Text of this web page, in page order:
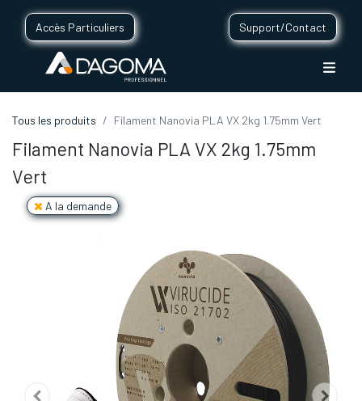
Accès Particuliers Support/Contact
Tous les produits Filament Nanovia PLA VX 2kg 1.75mm Vert
Filament Nanovia PLA VX 2kg 1.75mm
Vert
A la demande